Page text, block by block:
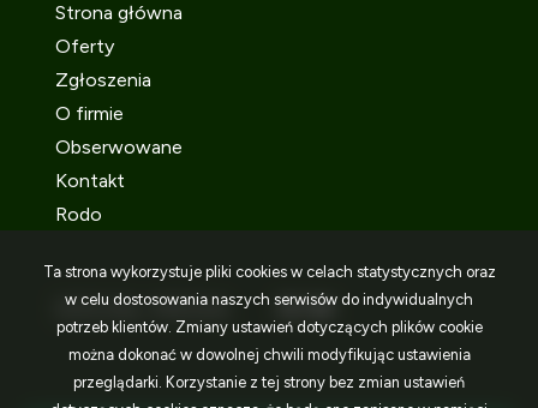
Strona główna
Oferty
Zgłoszenia
O firmie
Obserwowane
Kontakt
Rodo
SOCIAL MEDIA Facebook
Facebook
Facebook
Ta strona wykorzystuje pliki cookies w celach statystycznych oraz
w celu dostosowania naszych serwisów do indywidualnych
potrzeb klientów. Zmiany ustawień dotyczących plików cookie
można dokonać w dowolnej chwili modyfikując ustawienia
przeglądarki. Korzystanie z tej strony bez zmian ustawień